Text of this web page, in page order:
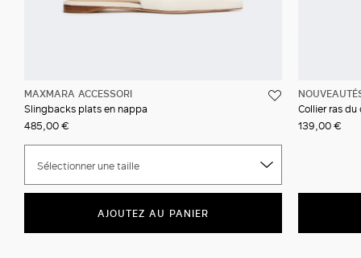
MAXMARA ACCESSORI
Slingbacks plats en nappa
485,00 €
Sélectionner une taille
AJOUTEZ AU PANIER
Collier ras
139,00 €